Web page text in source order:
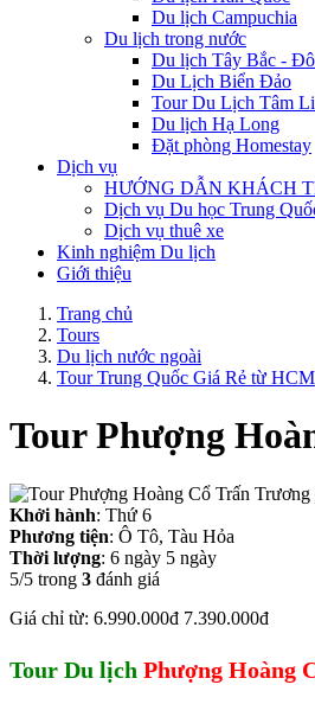
Du lịch Campuchia
Du lịch trong nước
Du lịch Tây Bắc -
Du Lịch Biển Đảo
Tour Du Lịch Tâm
Du lịch Hạ Long
Đặt phòng Homestay
Dịch vụ
HƯỚNG DẪN KHÁCH
Dịch vụ Du học Trung
Dịch vụ thuê xe
Kinh nghiệm Du lịch
Giới thiệu
Trang chủ
Tours
Du lịch nước ngoài
Tour Trung Quốc Giá Rẻ từ HCM
Tour Phượng
Khởi hành: Thứ 6
Phương tiện: Ô Tô, Tàu Hỏa
Thời lượng: 6 ngày 5 ngày
5/5 trong 3 đánh giá
Giá chỉ từ: 6.990.000đ 7.390.000đ
Tour Du lịch Phượng Hoàng